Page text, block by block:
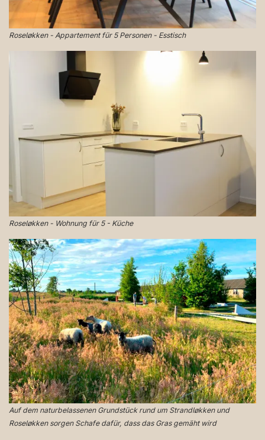
Roseløkken - Appartement für 5 Personen - Esstisch
Roseløkken - Wohnung für 5 - Küche
Auf dem naturbelassenen Grundstück rund um Strandløkken und
Roseløkken sorgen Schafe dafür, dass das Gras gemäht wird